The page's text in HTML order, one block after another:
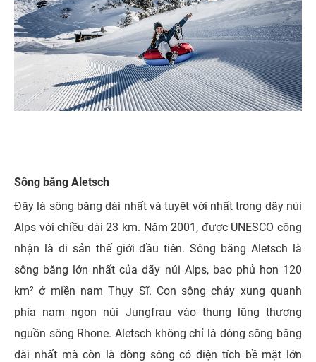
Sông băng Aletsch
Đây là sông băng dài nhất và tuyệt vời nhất trong dãy núi
Alps với chiều dài 23 km. Năm 2001, được UNESCO công
nhận là di sản thế giới đầu tiên. Sông băng Aletsch là
sông băng lớn nhất của dãy núi Alps, bao phủ hơn 120
km² ở miền nam Thụy Sĩ. Con sông chảy xung quanh
phía nam ngọn núi Jungfrau vào thung lũng thượng
nguồn sông Rhone. Aletsch không chỉ là dòng sông băng
dài nhất mà còn là dòng sông có diện tích bề mặt lớn